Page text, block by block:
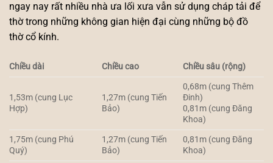
ngay nay rất nhiều nhà ưa lối xưa vẫn sử dụng cháp tải để
thờ trong những không gian hiện đại cùng những bộ đồ
thờ cổ kính.
Chiều dài Chiều cao Chiều sâu (rộng)
1,53m (cung Lục
Hợp)
1,27m (cung Tiến
Bảo)
0,68m (cung Thêm
Đinh)
0,81m (cung Đăng
Khoa)
1,75m (cung Phú
Quý)
1,27m (cung Tiến
Bảo)
0,81m (cung Đăng
Khoa)